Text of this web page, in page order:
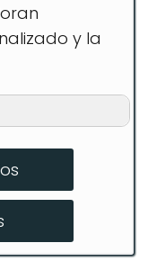
y la
de manejo